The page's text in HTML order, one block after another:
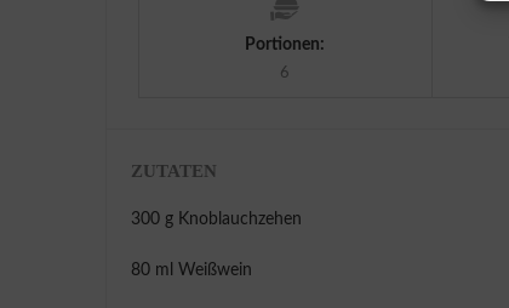
Portionen:
6
ZUTATEN
300 g Knoblauchzehen
80 ml Weißwein